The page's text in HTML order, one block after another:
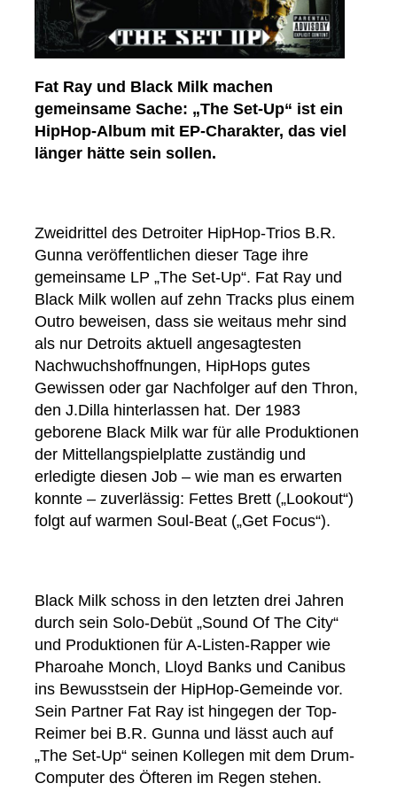
Fat Ray und Black Milk machen
gemeinsame Sache: „The Set-Up“ ist ein
HipHop-Album mit EP-Charakter, das viel
länger hätte sein sollen.
Zweidrittel des Detroiter HipHop-Trios B.R.
Gunna veröffentlichen dieser Tage ihre
gemeinsame LP „The Set-Up“. Fat Ray und
Black Milk wollen auf zehn Tracks plus einem
Outro beweisen, dass sie weitaus mehr sind
als nur Detroits aktuell angesagtesten
Nachwuchshoffnungen, HipHops gutes
Gewissen oder gar Nachfolger auf den Thron,
den J.Dilla hinterlassen hat. Der 1983
geborene Black Milk war für alle Produktionen
der Mittellangspielplatte zuständig und
erledigte diesen Job – wie man es erwarten
konnte – zuverlässig: Fettes Brett („Lookout“)
folgt auf warmen Soul-Beat („Get Focus“).
Black Milk schoss in den letzten drei Jahren
durch sein Solo-Debüt „Sound Of The City“
und Produktionen für A-Listen-Rapper wie
Pharoahe Monch, Lloyd Banks und Canibus
ins Bewusstsein der HipHop-Gemeinde vor.
Sein Partner Fat Ray ist hingegen der Top-
Reimer bei B.R. Gunna und lässt auch auf
„The Set-Up“ seinen Kollegen mit dem Drum-
Computer des Öfteren im Regen stehen.